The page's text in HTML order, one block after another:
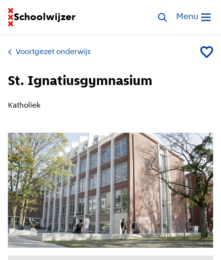
Schoolwijzer
Ga naar homepage van SchoolwijzerZoek scholen
Open
Menu
Voortgezet onderwijs Voeg
St. Ignatiusgymnasium
Katholiek